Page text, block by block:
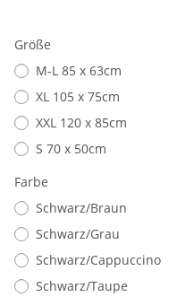
Größe
M-L 85 x 63cm
XL 105 x 75cm
XXL 120 x 85cm
S 70 x 50cm
Farbe
Schwarz/Braun
Schwarz/Grau
Schwarz/Cappuccino
Schwarz/Taupe